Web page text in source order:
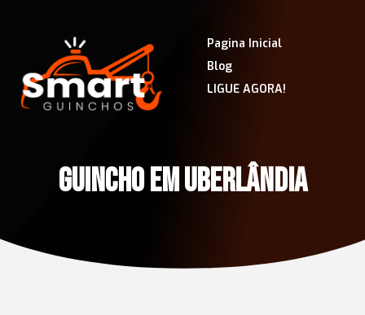
Pagina Inicial
Blog
LIGUE AGORA!
GUINCHO EM UBERLÂNDIA